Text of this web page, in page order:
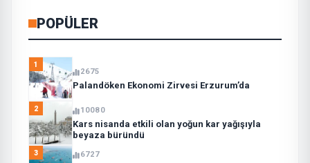
POPÜLER
1
2675
Palandöken Ekonomi Zirvesi Erzurum’da
2 10080
Kars nisanda etkili olan yoğun kar yağışıyla
beyaza büründü
3 6727